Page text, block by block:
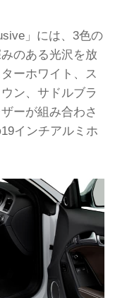
」には、3色の
のある光沢を放
ーホワイト、ス
ン、サドルブラ
ーが組み合わさ
インチアルミホ